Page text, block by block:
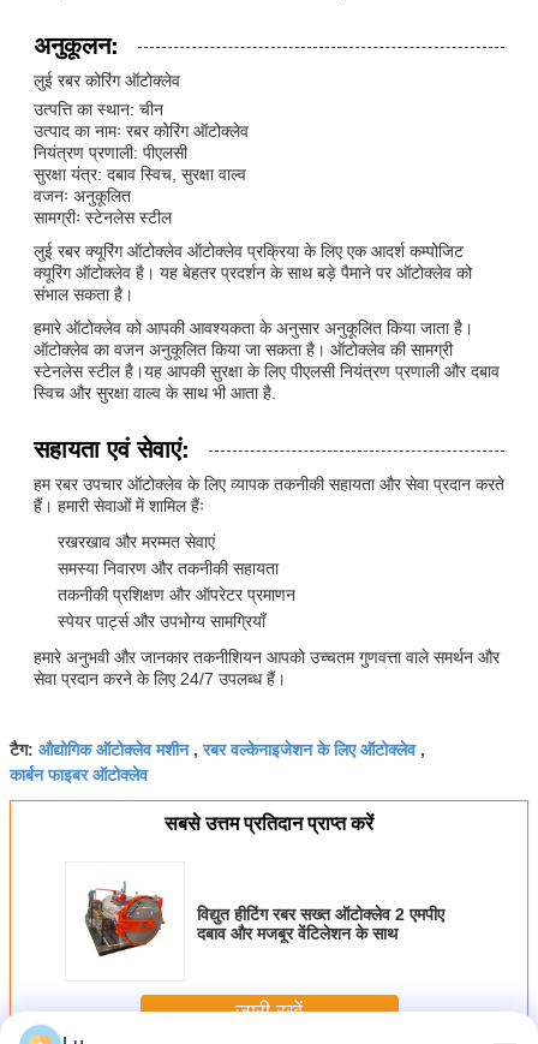
अनुकूलन:
लुई रबर कोरिंग ऑटोक्लेव
उत्पत्ति का स्थान: चीन
उत्पाद का नामः रबर कोरिंग ऑटोक्लेव
नियंत्रण प्रणाली: पीएलसी
सुरक्षा यंत्र: दबाव स्विच, सुरक्षा वाल्व
वजनः अनुकूलित
सामग्रीः स्टेनलेस स्टील
लुई रबर क्यूरिंग ऑटोक्लेव ऑटोक्लेव प्रक्रिया के लिए एक आदर्श कम्पोजिट
क्यूरिंग ऑटोक्लेव है। यह बेहतर प्रदर्शन के साथ बड़े पैमाने पर ऑटोक्लेव को
संभाल सकता है।
हमारे ऑटोक्लेव को आपकी आवश्यकता के अनुसार अनुकूलित किया जाता है।
ऑटोक्लेव का वजन अनुकूलित किया जा सकता है। ऑटोक्लेव की सामग्री
स्टेनलेस स्टील है।यह आपकी सुरक्षा के लिए पीएलसी नियंत्रण प्रणाली और दबाव
स्विच और सुरक्षा वाल्व के साथ भी आता है.
सहायता एवं सेवाएं:
हम रबर उपचार ऑटोक्लेव के लिए व्यापक तकनीकी सहायता और सेवा प्रदान करते
हैं। हमारी सेवाओं में शामिल हैंः
रखरखाव और मरम्मत सेवाएं
समस्या निवारण और तकनीकी सहायता
तकनीकी प्रशिक्षण और ऑपरेटर प्रमाणन
स्पेयर पार्ट्स और उपभोग्य सामग्रियाँ
हमारे अनुभवी और जानकार तकनीशियन आपको उच्चतम गुणवत्ता वाले समर्थन और
सेवा प्रदान करने के लिए 24/7 उपलब्ध हैं।
टैग: औद्योगिक ऑटोक्लेव मशीन,रबर वल्केनाइजेशन के लिए ऑटोक्लेव,
कार्बन फाइबर ऑटोक्लेव
सबसे उत्तम प्रतिदान प्राप्त करें
विद्युत हीटिंग रबर सख्त ऑटोक्लेव 2 एमपीए
दबाव और मजबूर वेंटिलेशन के साथ
जारी रखें